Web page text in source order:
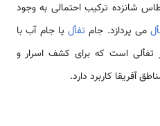
شانزده ترکیب احتمالی به وجود
می پردازد. جام تفألیا جام آب با
تفألی است که برای کشف اسرار و
آفریقا کاربرد دارد.